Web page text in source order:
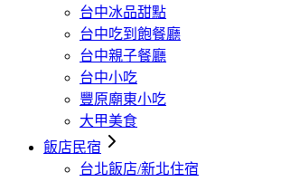
台中冰品甜點
台中吃到飽餐廳
台中親子餐廳
台中小吃
豐原廟東小吃
大甲美食
飯店民宿
台北飯店/新北住宿